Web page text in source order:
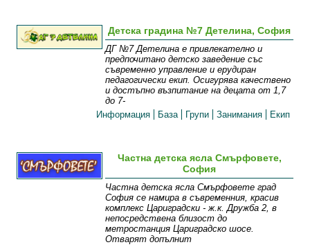
Детска градина №7 Детелина, София
ДГ №7 Детелина е привлекателно и
предпочитано детско заведение със
съвременно управление и ерудиран
педагогически екип. Осигурява качествено
и достъпно възпитание на децата от 1,7
до 7-
Информация
База Групи Занимания Екип
Частна детска ясла Смърфовете,
София
Частна детска ясла Смърфовете град
София се намира в съвременния, красив
комплекс Цариградски - ж.к. Дружба 2, в
непосредствена близост до
метростанция Цариградско шосе.
Отварят допълнит